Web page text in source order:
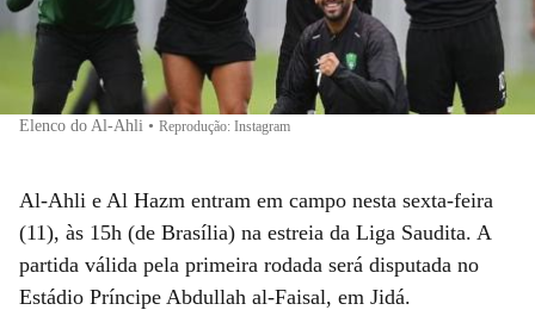
Elenco do Al-Ahli • Reprodução: Instagram
Al-Ahli e Al Hazm entram em campo nesta sexta-feira
(11), às 15h (de Brasília) na estreia da Liga Saudita. A
partida válida pela primeira rodada será disputada no
Estádio Príncipe Abdullah al-Faisal, em Jidá.